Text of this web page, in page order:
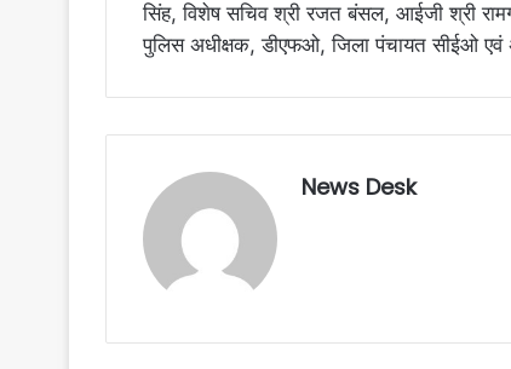
सिंह, विशेष सचिव श्री रजत बंसल, आईजी श्री
पुलिस अधीक्षक, डीएफओ, जिला पंचायत सीईओ एवं
News Desk